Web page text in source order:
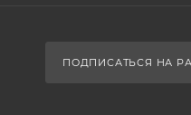
ПОДПИСАТЬСЯ НА